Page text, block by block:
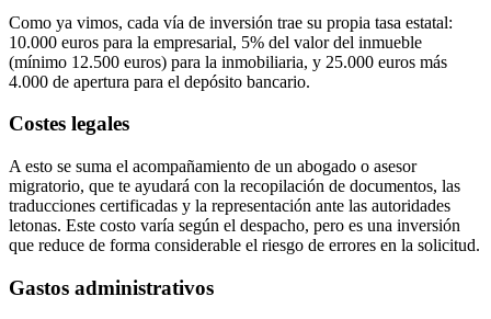
Como ya vimos, cada vía de inversión trae su propia tasa estatal:
10.000 euros para la empresarial, 5% del valor del inmueble
(mínimo 12.500 euros) para la inmobiliaria, y 25.000 euros más
4.000 de apertura para el depósito bancario.
Costes legales
A esto se suma el acompañamiento de un abogado o asesor
migratorio, que te ayudará con la recopilación de documentos, las
traducciones certificadas y la representación ante las autoridades
letonas. Este costo varía según el despacho, pero es una inversión
que reduce de forma considerable el riesgo de errores en la solicitud.
Gastos administrativos